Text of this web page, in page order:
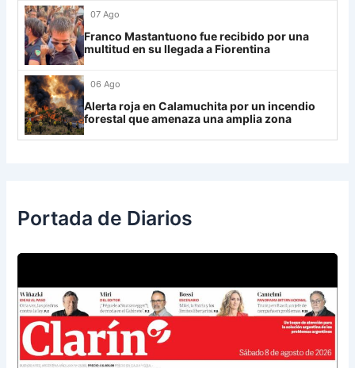
Rosario Central
UCV FC
07 Ago
Franco Mastantuono fue recibido por una
multitud en su llegada a Fiorentina
06 Ago
Alerta roja en Calamuchita por un incendio
forestal que amenaza una amplia zona
Portada de Diarios